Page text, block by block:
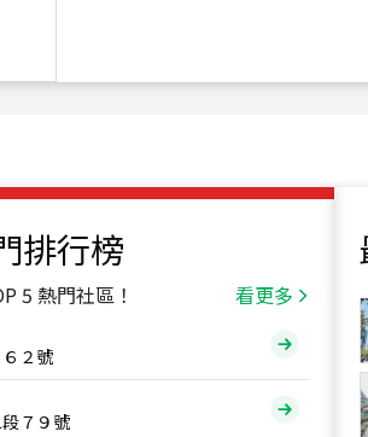
排行榜
5 熱門社區！ 看更多
２號
７９號